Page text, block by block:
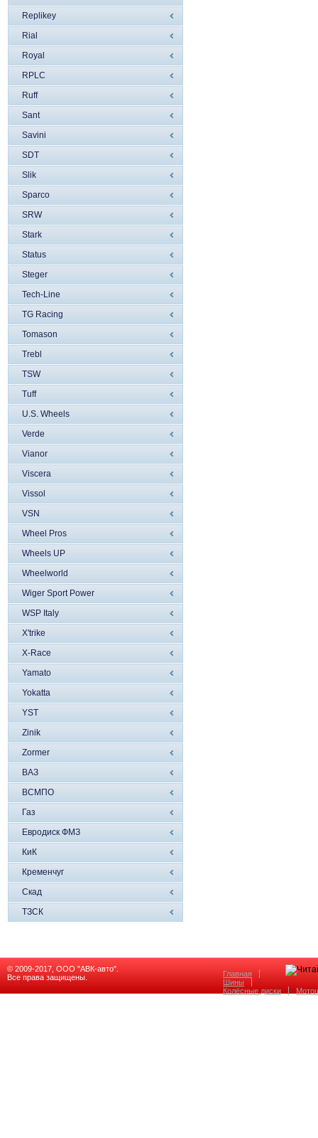
Replikey
Rial
Royal
RPLC
Ruff
Sant
Savini
SDT
Slik
Sparco
SRW
Stark
Status
Steger
Tech-Line
TG Racing
Tomason
Trebl
TSW
Tuff
U.S. Wheels
Verde
Vianor
Viscera
Vissol
VSN
Wheel Pros
Wheels UP
Wheelworld
Wiger Sport Power
WSP Italy
X'trike
X-Race
Yamato
Yokatta
YST
Zinik
Zormer
ВАЗ
ВСМПО
Газ
Евродиск ФМЗ
КиК
Кременчуг
Скад
ТЗСК
© 2009-2017, ООО "АВК-авто".
Все права защищены.
Главная
Шины
Колёсные диски